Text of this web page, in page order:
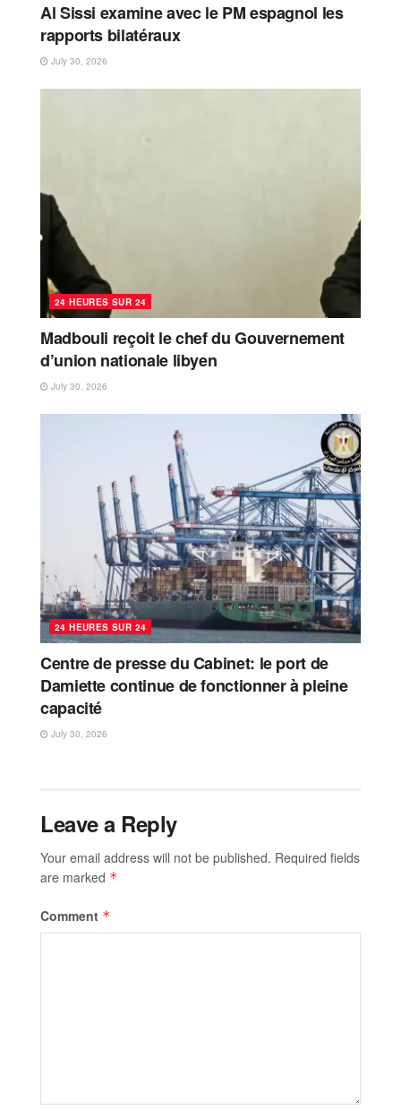
Al Sissi examine avec le PM espagnol les
rapports bilatéraux
July 30, 2026
24 HEURES SUR 24
Madbouli reçoit le chef du Gouvernement
d’union nationale libyen
July 30, 2026
24 HEURES SUR 24
Centre de presse du Cabinet: le port de
Damiette continue de fonctionner à pleine
capacité
July 30, 2026
Leave a Reply
Your email address will not be published. Required fields
are marked *
Comment *